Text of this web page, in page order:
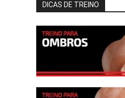
DICAS DE TREINO